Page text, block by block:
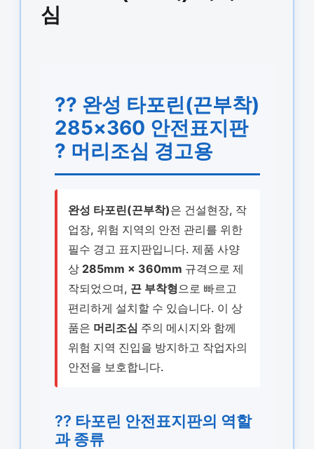
심
?? 완성 타포린(끈부착)
285×360 안전표지판
? 머리조심 경고용
완성 타포린(끈부착)은 건설현장, 작
업장, 위험 지역의 안전 관리를 위한
필수 경고 표지판입니다. 제품 사양
상 285mm × 360mm 규격으로 제
작되었으며, 끈 부착형으로 빠르고
편리하게 설치할 수 있습니다. 이 상
품은 머리조심 주의 메시지와 함께
위험 지역 진입을 방지하고 작업자의
안전을 보호합니다.
?? 타포린 안전표지판의 역할
과 종류